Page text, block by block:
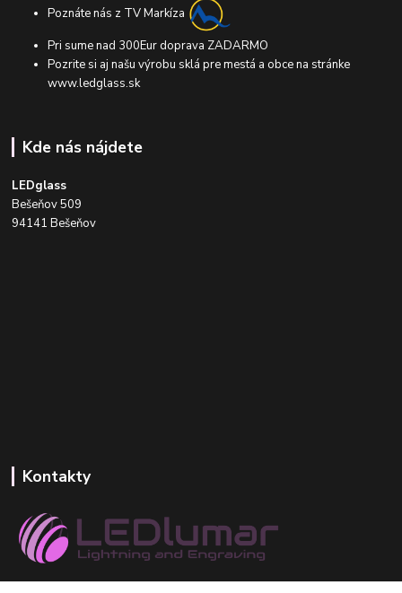
Poznáte nás z TV Markíza
Pri sume nad 300Eur doprava ZADARMO
Pozrite si aj našu výrobu sklá pre mestá a obce na stránke
www.ledglass.sk
Kde nás nájdete
LEDglass
Bešeňov 509
94141 Bešeňov
Kontakty